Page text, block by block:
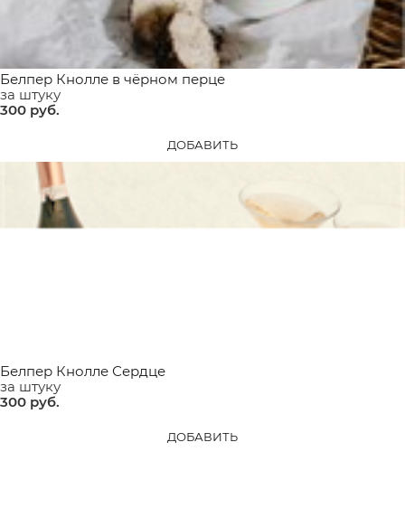
Белпер Кнолле в чёрном перце
за штуку
300 руб.
ДОБАВИТЬ
Белпер Кнолле Сердце
за штуку
300 руб.
ДОБАВИТЬ